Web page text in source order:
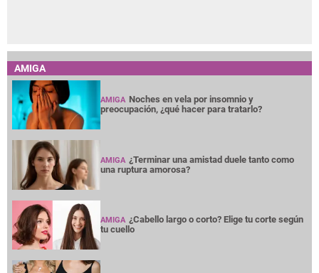
AMIGA
AMIGA Noches en vela por insomnio y
preocupación, ¿qué hacer para tratarlo?
AMIGA ¿Terminar una amistad duele tanto como
una ruptura amorosa?
AMIGA ¿Cabello largo o corto? Elige tu corte según
tu cuello